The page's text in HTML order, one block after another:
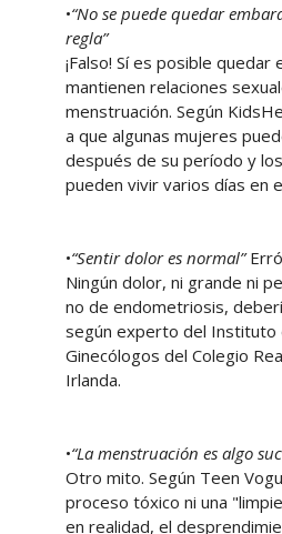
•“No se puede quedar
regla”
¡Falso! Sí es posible quedar
mantienen relaciones
menstruación. Según
a que algunas mujeres
después de su período y
pueden vivir varios días en
•“Sentir dolor es normal”
Ningún dolor, ni grande ni
no de endometriosis,
según experto del
Ginecólogos del Colegio
Irlanda.
•“La menstruación es algo
Otro mito. Según Teen
proceso tóxico ni una
en realidad, el